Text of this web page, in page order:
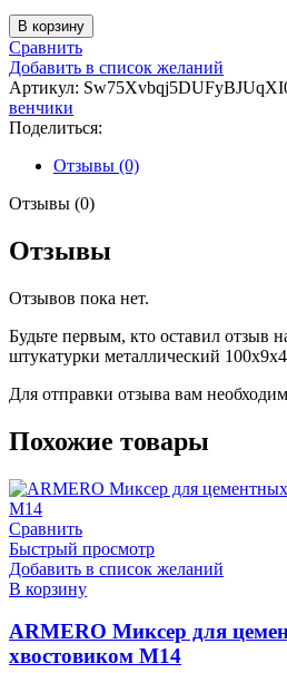
В корзину
Сравнить
Добавить в список желаний
Артикул:
венчики
Поделиться:
Отзывы (0)
Отзывы (0)
Отзывы
Отзывов пока нет.
Будьте первым, кто оставил отзыв
штукатурки металлический
Для отправки отзыва вам
Похожие товары
Сравнить
Быстрый просмотр
Добавить в список желаний
В корзину
ARMERO Миксер для
хвостовиком М14